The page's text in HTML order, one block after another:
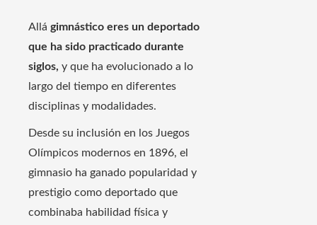
Allá gimnástico eres un deportado
que ha sido practicado durante
siglos, y que ha evolucionado a lo
largo del tiempo en diferentes
disciplinas y modalidades.
Desde su inclusión en los Juegos
Olímpicos modernos en 1896, el
gimnasio ha ganado popularidad y
prestigio como deportado que
combinaba habilidad física y